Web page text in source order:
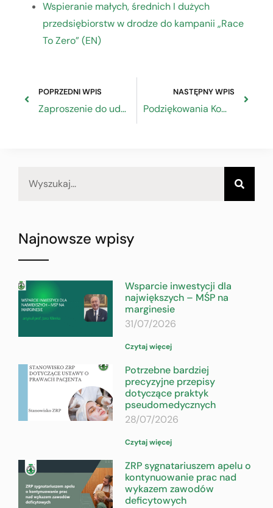
Wspieranie małych, średnich I dużych
przedsiębiorstw w drodze do kampanii „Race
To Zero” (EN)
POPRZEDNI WPIS
Zaproszenie do udziału w projekcie Małopolska Sieć Sukcesorów SUKCES-JA
NASTĘPNY WPIS
Podziękowania Komendanta Głównego OHP za udział ZRP w V edycji Forum Wizja Rozwoju
Najnowsze wpisy
Wsparcie inwestycji dla
największych – MŚP na
marginesie
31/07/2026
Czytaj więcej
Potrzebne bardziej
precyzyjne przepisy
dotyczące praktyk
pseudomedycznych
28/07/2026
Czytaj więcej
ZRP sygnatariuszem apelu o
kontynuowanie prac nad
wykazem zawodów
deficytowych